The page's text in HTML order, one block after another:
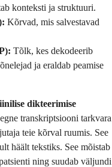
konteksti ja struktuuri.
Kõrvad, mis salvestavad
Tõlk, kes dekodeerib
ja eraldab peamise
dikteerimise
transkriptsiooni tarkvara
teie kõrval ruumis. See
häält tekstiks. See mõistab
ning suudab väljundi